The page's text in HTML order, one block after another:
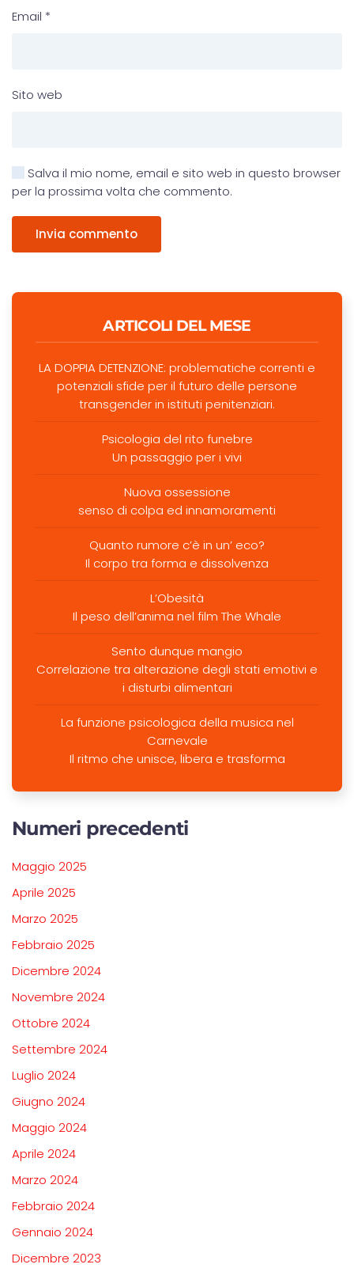
Email *
Sito web
Salva il mio nome, email e sito web in questo browser
per la prossima volta che commento.
Invia commento
ARTICOLI DEL MESE
LA DOPPIA DETENZIONE: problematiche correnti e
potenziali sfide per il futuro delle persone
transgender in istituti penitenziari.
Psicologia del rito funebre
Un passaggio per i vivi
Nuova ossessione
senso di colpa ed innamoramenti
Quanto rumore c’è in un’ eco?
Il corpo tra forma e dissolvenza
L’Obesità
Il peso dell’anima nel film The Whale
Sento dunque mangio
Correlazione tra alterazione degli stati emotivi e
i disturbi alimentari
La funzione psicologica della musica nel
Carnevale
Il ritmo che unisce, libera e trasforma
Numeri precedenti
Maggio 2025
Aprile 2025
Marzo 2025
Febbraio 2025
Dicembre 2024
Novembre 2024
Ottobre 2024
Settembre 2024
Luglio 2024
Giugno 2024
Maggio 2024
Aprile 2024
Marzo 2024
Febbraio 2024
Gennaio 2024
Dicembre 2023